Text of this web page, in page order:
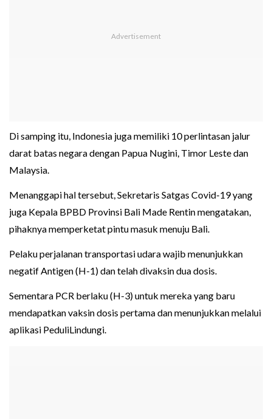
Di samping itu, Indonesia juga memiliki 10 perlintasan jalur
darat batas negara dengan Papua Nugini, Timor Leste dan
Malaysia.
Menanggapi hal tersebut, Sekretaris Satgas Covid-19 yang
juga Kepala BPBD Provinsi Bali Made Rentin mengatakan,
pihaknya memperketat pintu masuk menuju Bali.
Pelaku perjalanan transportasi udara wajib menunjukkan
negatif Antigen (H-1) dan telah divaksin dua dosis.
Sementara PCR berlaku (H-3) untuk mereka yang baru
mendapatkan vaksin dosis pertama dan menunjukkan melalui
aplikasi PeduliLindungi.